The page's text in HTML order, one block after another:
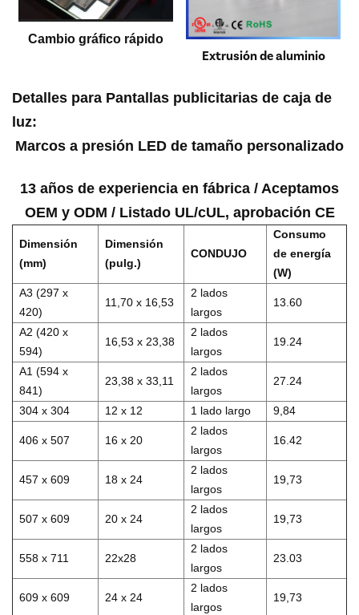
Cambio gráfico rápido
Extrusión de aluminio
Detalles para Pantallas publicitarias de caja de
luz:
Marcos a presión LED de tamaño personalizado
13 años de experiencia en fábrica / Aceptamos
OEM y ODM / Listado UL/cUL, aprobación CE
Dimensión
(mm)
Dimensión
(pulg.)
CONDUJO
Consumo
de energía
(W)
A3 (297 x
420)
11,70 x 16,53
2 lados
largos
13.60
A2 (420 x
594)
16,53 x 23,38
2 lados
largos
19.24
A1 (594 x
841)
23,38 x 33,11
2 lados
largos
27.24
304 x 304 12 x 12 1 lado largo 9,84
406 x 507 16 x 20
2 lados
largos
16.42
457 x 609 18 x 24
2 lados
largos
19,73
507 x 609 20 x 24
2 lados
largos
19,73
558 x 711 22x28
2 lados
largos
23.03
609 x 609 24 x 24
2 lados
largos
19,73